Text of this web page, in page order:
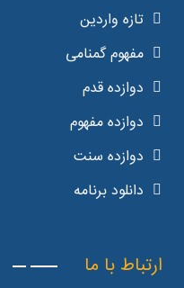
تازه واردین
مفهوم گمنامی
دوازده قدم
دوازده مفهوم
دوازده سنت
دانلود برنامه
ارتباط با ما